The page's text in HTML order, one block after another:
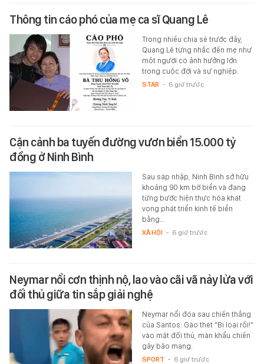
Thông tin cáo phó của mẹ ca sĩ Quang Lê
Trong nhiều chia sẻ trước đây,
Quang Lê từng nhắc đến mẹ như
một người có ảnh hưởng lớn
trong cuộc đời và sự nghiệp.
STAR - 6 giờ trước
Cận cảnh ba tuyến đường vươn biển 15.000 tỷ
đồng ở Ninh Bình
Sau sáp nhập, Ninh Bình sở hữu
khoảng 90 km bờ biển và đang
từng bước hiện thực hóa khát
vọng phát triển kinh tế biển
bằng…
XÃ HỘI - 6 giờ trước
Neymar nổi cơn thịnh nộ, lao vào cãi vã nảy lửa với
đối thủ giữa tin sắp giải nghệ
Neymar nổi đóa sau chiến thắng
của Santos: Gào thét "Bị loại rồi!"
vào mặt đối thủ, màn khẩu chiến
gây bão mạng.
SPORT - 6 giờ trước